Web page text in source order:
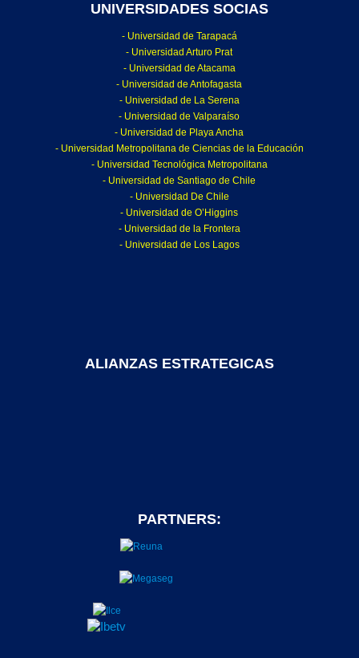
UNIVERSIDADES SOCIAS
- Universidad de Tarapacá
- Universidad Arturo Prat
- Universidad de Atacama
- Universidad de Antofagasta
- Universidad de La Serena
- Universidad de Valparaíso
- Universidad de Playa Ancha
- Universidad Metropolitana de Ciencias de la Educación
- Universidad Tecnológica Metropolitana
- Universidad de Santiago de Chile
- Universidad De Chile
- Universidad de O’Higgins
- Universidad de la Frontera
- Universidad de Los Lagos
ALIANZAS ESTRATEGICAS
PARTNERS: